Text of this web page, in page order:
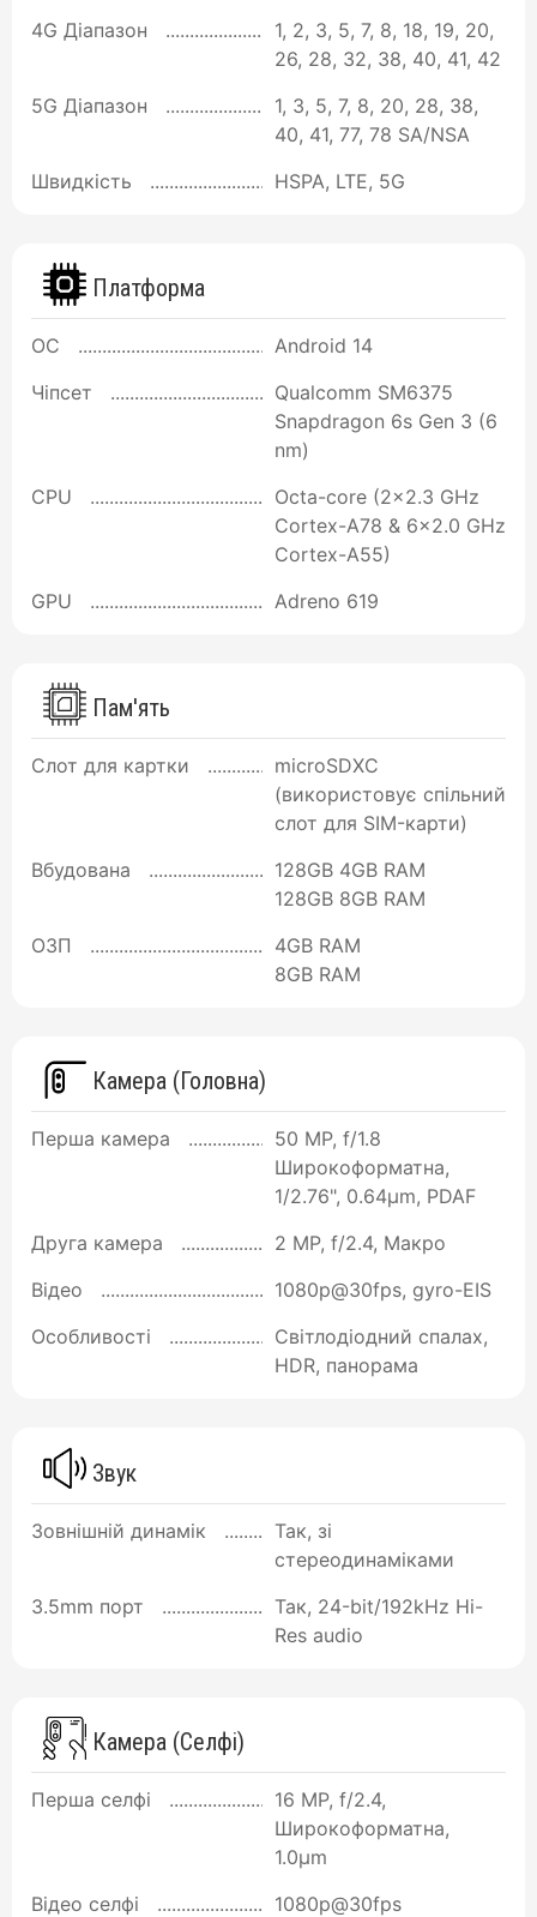
4G Діапазон
1, 2, 3, 5, 7, 8, 18, 19, 20,
26, 28, 32, 38, 40, 41, 42
5G Діапазон
1, 3, 5, 7, 8, 20, 28, 38,
40, 41, 77, 78 SA/NSA
Швидкість
HSPA, LTE, 5G
Платформа
ОС
Android 14
Чіпсет
Qualcomm SM6375
Snapdragon 6s Gen 3 (6
nm)
CPU
Octa-core (2x2.3 GHz
Cortex-A78 & 6x2.0 GHz
Cortex-A55)
GPU
Adreno 619
Пам'ять
Слот для картки
microSDXC
(використовує спільний
слот для SIM-карти)
Вбудована
128GB 4GB RAM
128GB 8GB RAM
ОЗП
4GB RAM
8GB RAM
Камера (Головна)
Перша камера
50 MP, f/1.8
Широкоформатна,
1/2.76", 0.64µm, PDAF
Друга камера
2 MP, f/2.4, Макро
Відео
1080p@30fps, gyro-EIS
Особливості
Світлодіодний спалах,
HDR, панорама
Звук
Зовнішній динамік
Так, зі
стереодинаміками
3.5mm порт
Так, 24-bit/192kHz Hi-
Res audio
Камера (Селфі)
Перша селфі
16 MP, f/2.4,
Широкоформатна,
1.0µm
Відео селфі
1080p@30fps